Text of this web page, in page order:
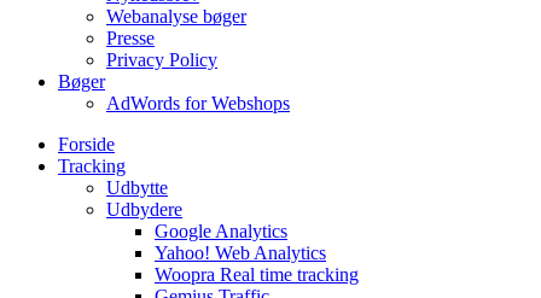
Webanalyse bøger
Presse
Privacy Policy
Bøger
AdWords for Webshops
Forside
Tracking
Udbytte
Udbydere
Google Analytics
Yahoo! Web Analytics
Woopra Real time tracking